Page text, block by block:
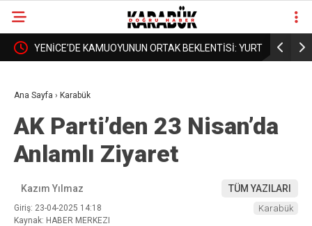
YENİCE’DE KAMUOYUNUN ORTAK BEKLENTİSİ: YURT
Ana Sayfa › Karabük
AK Parti’den 23 Nisan’da
Anlamlı Ziyaret
Kazım Yılmaz TÜM YAZILARI
Giriş: 23-04-2025 14:18
Kaynak: HABER MERKEZI
Karabük